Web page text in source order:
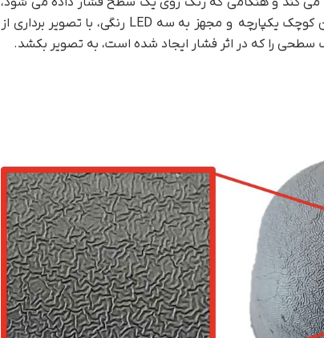
فرم آن سطح تغییر شکل می دهد. در ادامه، یک دوربین کوچک یکپارچه و مجهز به سه LED رنگی، با تصویر برداری از
را که در اثر فشار ایجاد شده است، به تصویر بکشد.